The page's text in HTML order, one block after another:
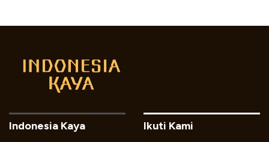
Indonesia Kaya Ikuti Kami